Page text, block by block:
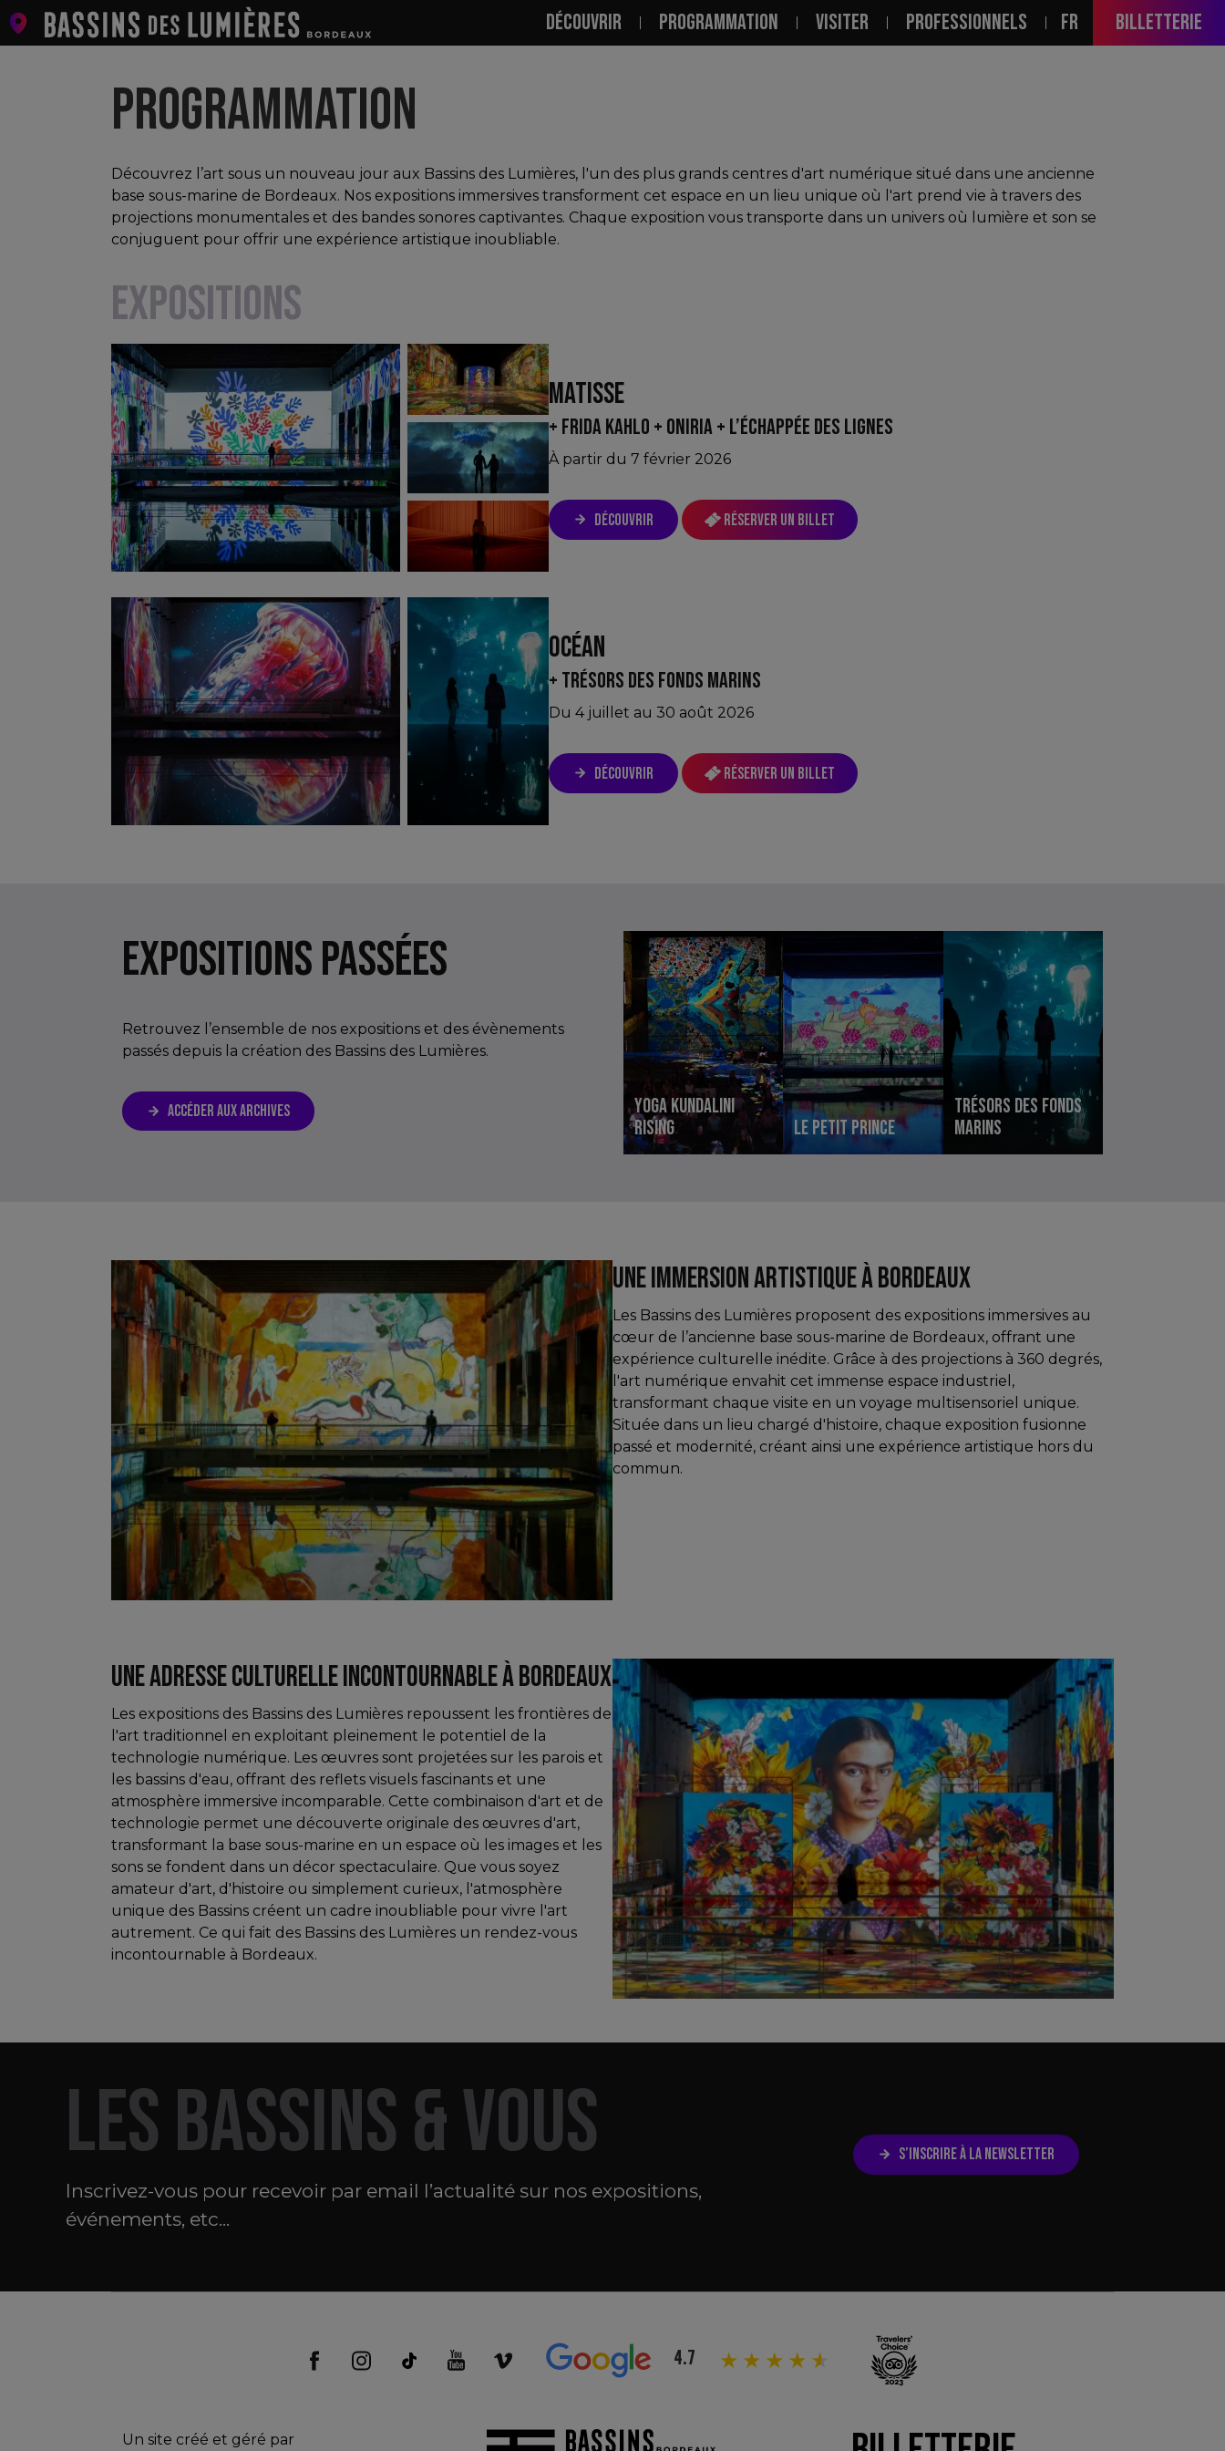
NAVIGATION PRINCIPALE
DÉCOUVRIR PROGRAMMATION VISITER PROFESSIONNELS FR Billetterie
PROGRAMMATION
Découvrez l’art sous un nouveau jour aux Bassins des Lumières, l'un des plus grands centres d'art numérique situé dans une ancienne
base sous-marine de Bordeaux. Nos expositions immersives transforment cet espace en un lieu unique où l'art prend vie à travers des
projections monumentales et des bandes sonores captivantes. Chaque exposition vous transporte dans un univers où lumière et son se
conjuguent pour offrir une expérience artistique inoubliable.
EXPOSITIONS
MATISSE
+ FRIDA KAHLO + ONIRIA + L’ÉCHAPPÉE DES LIGNES
À partir du 7 février 2026
DÉCOUVRIR Réserver un billet
OCÉAN
+ TRÉSORS DES FONDS MARINS
Du 4 juillet au 30 août 2026
DÉCOUVRIR Réserver un billet
EXPOSITIONS PASSÉES
Retrouvez l’ensemble de nos expositions et des évènements
passés depuis la création des Bassins des Lumières.
ACCÉDER AUX ARCHIVES
Yoga Kundalini
Rising
Le Petit Prince
Trésors des fonds
marins
UNE IMMERSION ARTISTIQUE À BORDEAUX
Les Bassins des Lumières proposent des expositions immersives au
cœur de l’ancienne base sous-marine de Bordeaux, offrant une
expérience culturelle inédite. Grâce à des projections à 360 degrés,
l'art numérique envahit cet immense espace industriel,
transformant chaque visite en un voyage multisensoriel unique.
Située dans un lieu chargé d'histoire, chaque exposition fusionne
passé et modernité, créant ainsi une expérience artistique hors du
commun.
UNE ADRESSE CULTURELLE INCONTOURNABLE À BORDEAUX
Les expositions des Bassins des Lumières repoussent les frontières de
l'art traditionnel en exploitant pleinement le potentiel de la
technologie numérique. Les œuvres sont projetées sur les parois et
les bassins d'eau, offrant des reflets visuels fascinants et une
atmosphère immersive incomparable. Cette combinaison d'art et de
technologie permet une découverte originale des œuvres d'art,
transformant la base sous-marine en un espace où les images et les
sons se fondent dans un décor spectaculaire. Que vous soyez
amateur d'art, d'histoire ou simplement curieux, l'atmosphère
unique des Bassins créent un cadre inoubliable pour vivre l'art
autrement. Ce qui fait des Bassins des Lumières un rendez-vous
incontournable à Bordeaux.
LES BASSINS & VOUS
Inscrivez-vous pour recevoir par email l’actualité sur nos expositions,
événements, etc...
S’INSCRIRE À LA NEWSLETTER
4.7
Un site créé et géré par